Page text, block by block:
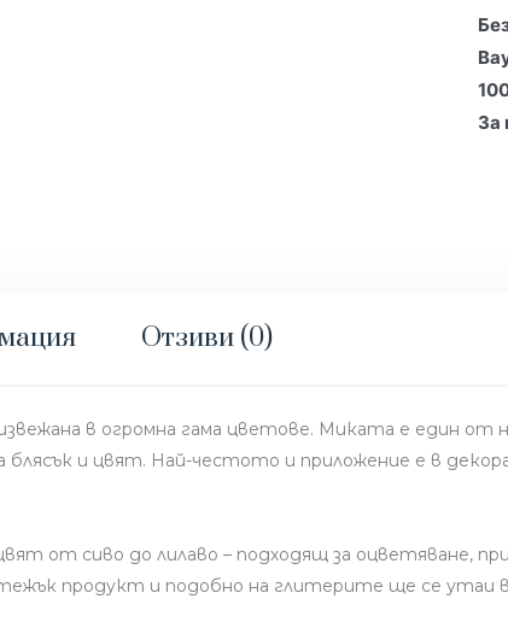
За
Отзиви (0)
в огромна гама цветове. Миката е един
блясък и цвят. Най-честото и приложение е в
от сиво до лилаво – подходящ за оцветяване,
тежък продукт и подобно на глитерите ще се